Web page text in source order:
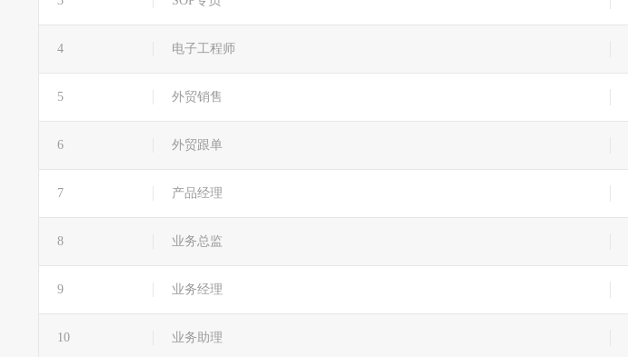
4 电子工程师
5 外贸销售
6 外贸跟单
7 产品经理
8 业务总监
9 业务经理
10 业务助理